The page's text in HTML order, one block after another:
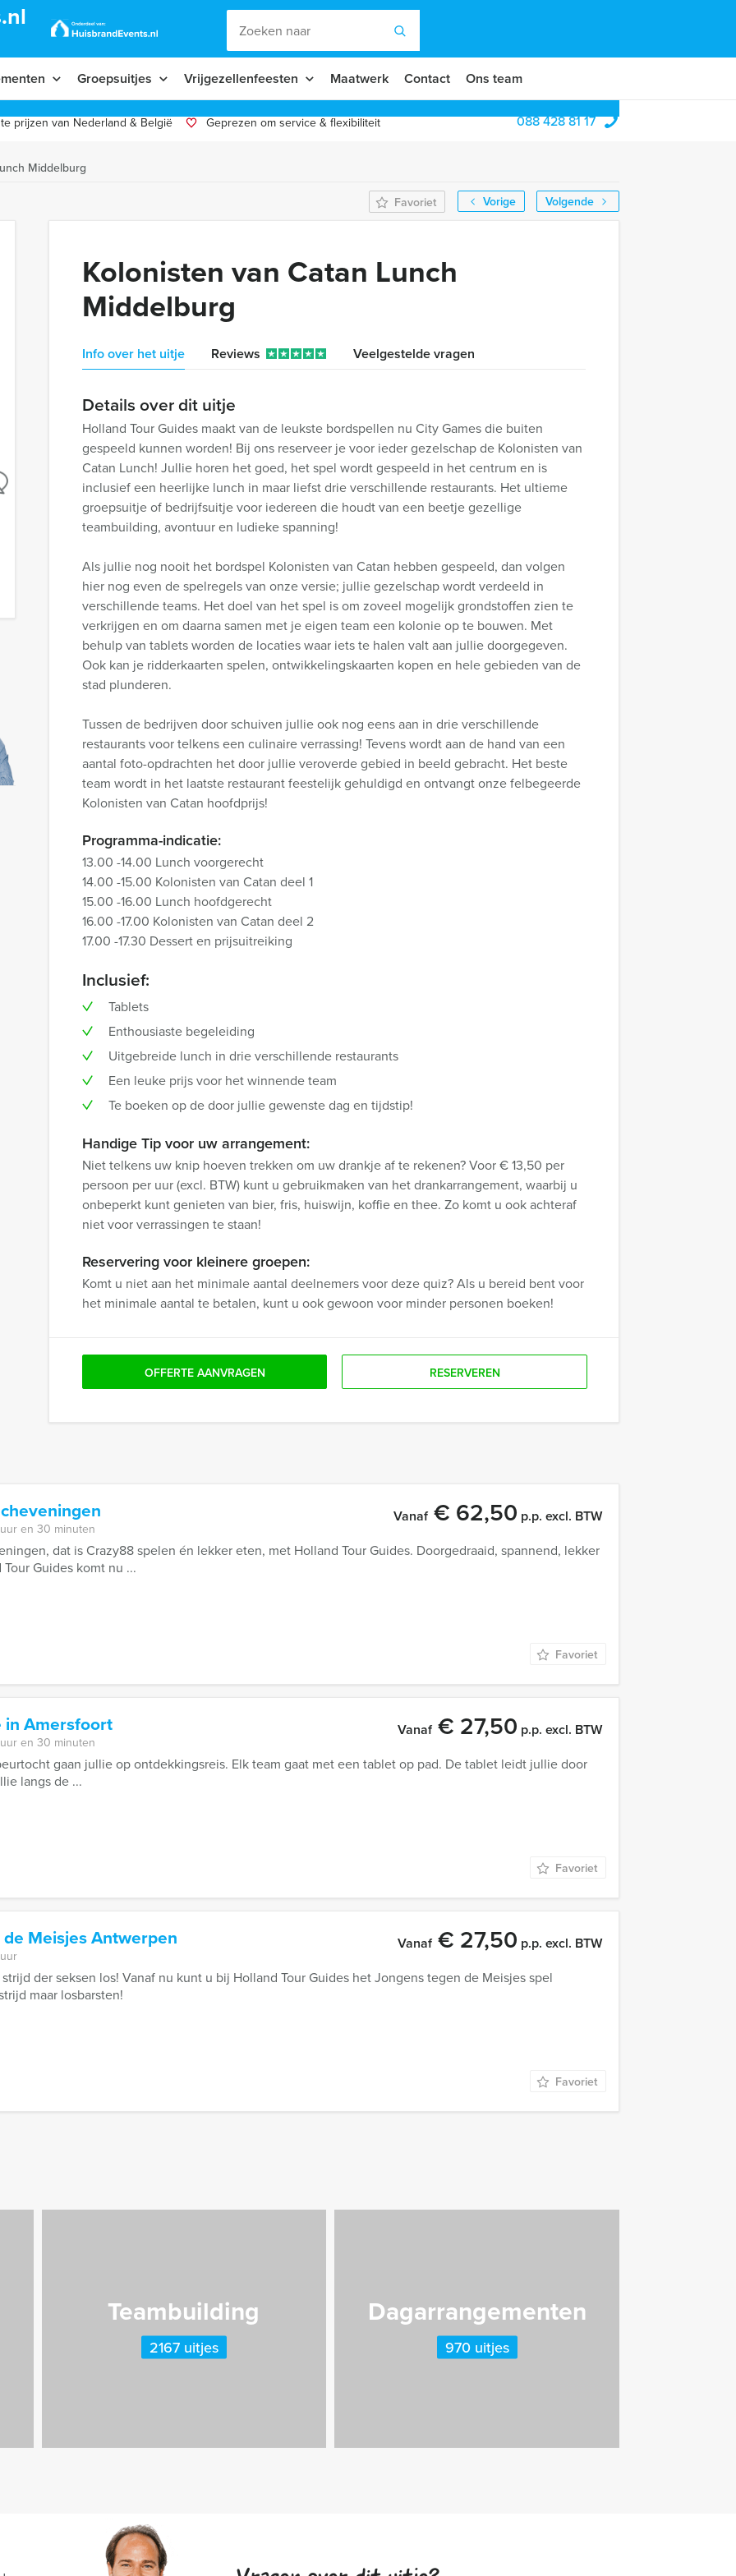
Groepsuitjes Vrijgezellenfeesten Maatwerk Contact Ons team
prijzen van Nederland & België Geprezen om service & flexibiliteit 088 428 81 17
Middelburg
Vorige Volgende
Favoriet
Kolonisten van Catan Lunch
Middelburg
Info over het uitje Reviews Veelgestelde vragen
Details over dit uitje
Holland Tour Guides maakt van de leukste bordspellen nu City Games die buiten
gespeeld kunnen worden! Bij ons reserveer je voor ieder gezelschap de Kolonisten van
Catan Lunch! Jullie horen het goed, het spel wordt gespeeld in het centrum en is
inclusief een heerlijke lunch in maar liefst drie verschillende restaurants. Het ultieme
groepsuitje of bedrijfsuitje voor iedereen die houdt van een beetje gezellige
teambuilding, avontuur en ludieke spanning!
Als jullie nog nooit het bordspel Kolonisten van Catan hebben gespeeld, dan volgen
hier nog even de spelregels van onze versie; jullie gezelschap wordt verdeeld in
verschillende teams. Het doel van het spel is om zoveel mogelijk grondstoffen zien te
verkrijgen en om daarna samen met je eigen team een kolonie op te bouwen. Met
behulp van tablets worden de locaties waar iets te halen valt aan jullie doorgegeven.
Ook kan je ridderkaarten spelen, ontwikkelingskaarten kopen en hele gebieden van de
stad plunderen.
Tussen de bedrijven door schuiven jullie ook nog eens aan in drie verschillende
restaurants voor telkens een culinaire verrassing! Tevens wordt aan de hand van een
aantal foto-opdrachten het door jullie veroverde gebied in beeld gebracht. Het beste
team wordt in het laatste restaurant feestelijk gehuldigd en ontvangt onze felbegeerde
Kolonisten van Catan hoofdprijs!
Programma-indicatie:
13.00 -14.00 Lunch voorgerecht
14.00 -15.00 Kolonisten van Catan deel 1
15.00 -16.00 Lunch hoofdgerecht
16.00 -17.00 Kolonisten van Catan deel 2
17.00 -17.30 Dessert en prijsuitreiking
Inclusief:
Tablets
Enthousiaste begeleiding
Uitgebreide lunch in drie verschillende restaurants
Een leuke prijs voor het winnende team
Te boeken op de door jullie gewenste dag en tijdstip!
Handige Tip voor uw arrangement:
Niet telkens uw knip hoeven trekken om uw drankje af te rekenen? Voor € 13,50 per
persoon per uur (excl. BTW) kunt u gebruikmaken van het drankarrangement, waarbij u
onbeperkt kunt genieten van bier, fris, huiswijn, koffie en thee. Zo komt u ook achteraf
niet voor verrassingen te staan!
Reservering voor kleinere groepen:
Komt u niet aan het minimale aantal deelnemers voor deze quiz? Als u bereid bent voor
het minimale aantal te betalen, kunt u ook gewoon voor minder personen boeken!
OFFERTE AANVRAGEN RESERVEREN
Vanaf€ 62,50 p.p. excl. BTW
en 30 minuten
dat is Crazy88 spelen én lekker eten, met Holland Tour Guides. Doorgedraaid, spannend, lekker
Guides komt nu ...
Favoriet
Amersfoort Vanaf€ 27,50 p.p. excl. BTW
en 30 minuten
gaan jullie op ontdekkingsreis. Elk team gaat met een tablet op pad. De tablet leidt jullie door
langs de ...
Favoriet
Meisjes Antwerpen Vanaf€ 27,50 p.p. excl. BTW
der seksen los! Vanaf nu kunt u bij Holland Tour Guides het Jongens tegen de Meisjes spel
maar losbarsten!
Favoriet
Teambuilding
2167 uitjes
Dagarrangementen
970 uitjes